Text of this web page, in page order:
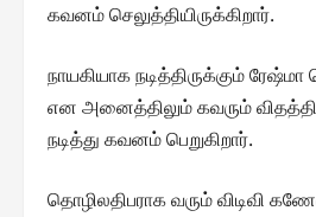
கவனம் செலுத்தியிருக்கிறார்.
நாயகியாக நடித்திருக்கும்
என அனைத்திலும் கவரும்
நடித்து கவனம் பெறுகிறார்.
தொழிலதிபராக வரும் விடிவி